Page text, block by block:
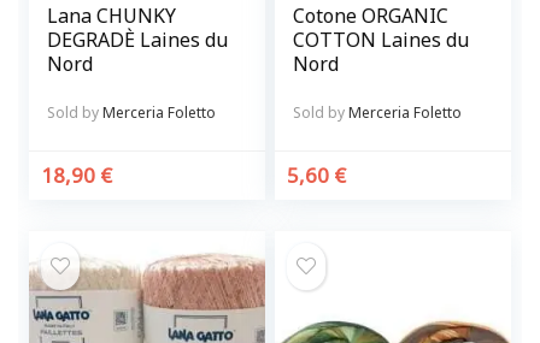
Lana CHUNKY
DEGRADÈ Laines du
Nord
Sold byMerceria Foletto
18,90 €
Cotone ORGANIC
COTTON Laines du
Nord
Sold byMerceria Foletto
5,60 €